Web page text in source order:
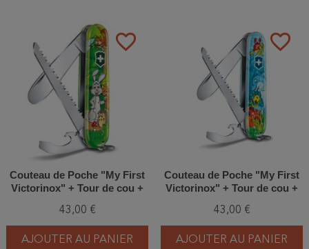
favorite_border
Couteau de Poche "My First
Victorinox" + Tour de cou +
43,00 €
AJOUTER AU PANIER
favorite_border
Couteau de Poche "My First
Victorinox" + Tour de cou +
43,00 €
AJOUTER AU PANIER